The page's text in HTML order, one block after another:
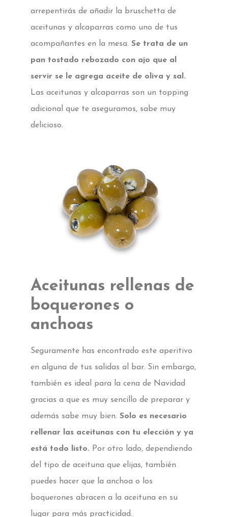
arrepentirás de añadir la bruschetta de
aceitunas y alcaparras como uno de tus
acompañantes en la mesa. Se trata de un
pan tostado rebozado con ajo que al
servir se le agrega aceite de oliva y sal.
Las aceitunas y alcaparras son un topping
adicional que te aseguramos, sabe muy
delicioso.
Aceitunas rellenas de
boquerones o
anchoas
Seguramente has encontrado este aperitivo
en alguna de tus salidas al bar. Sin embargo,
también es ideal para la cena de Navidad
gracias a que es muy sencillo de preparar y
además sabe muy bien. Solo es necesario
rellenar las aceitunas con tu elección y ya
está todo listo. Por otro lado, dependiendo
del tipo de aceituna que elijas, también
puedes hacer que la anchoa o los
boquerones abracen a la aceituna en su
lugar para más practicidad.